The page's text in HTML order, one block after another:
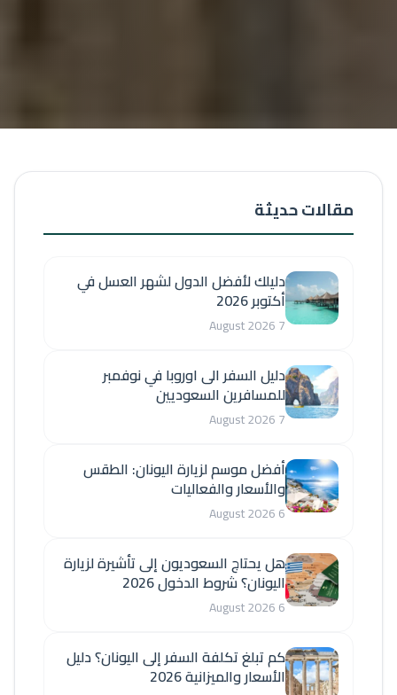
مقالات حديثة
دليلك لأفضل الدول لشهر العسل في
أكتوبر 2026
7 August 2026
دليل السفر الى اوروبا في نوفمبر
للمسافرين السعوديين
7 August 2026
أفضل موسم لزيارة اليونان: الطقس
والأسعار والفعاليات
6 August 2026
هل يحتاج السعوديون إلى تأشيرة لزيارة
اليونان؟ شروط الدخول 2026
6 August 2026
كم تبلغ تكلفة السفر إلى اليونان؟ دليل
الأسعار والميزانية 2026